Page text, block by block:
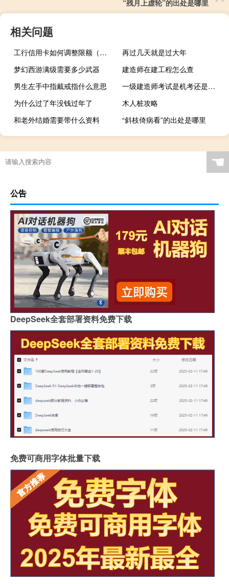
“残月上虚轮”的出处是哪里
相关问题
工行信用卡如何调整限额（工行信用卡如何办理呢）
再过几天就是过大年
梦幻西游满级需要多少武器
建造师在建工程怎么查
男生左手中指戴戒指什么意思
一级建造师考试是机考还是笔试
为什么过了年没钱过年了
木人桩攻略
和老外结婚需要带什么资料
“斜枝倚病看”的出处是哪里
☚
公告
DeepSeek全套部署资料免费下载
免费可商用字体批量下载